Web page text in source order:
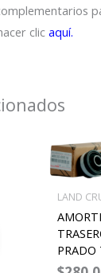
clicaquí.
producto
variantes.
LAND